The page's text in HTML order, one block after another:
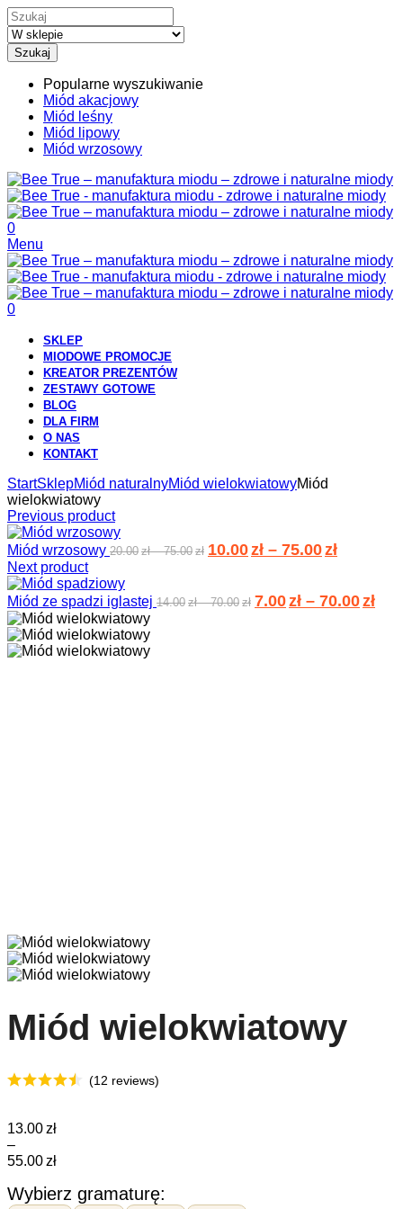
Szukaj
Popularne wyszukiwanie
Miód akacjowy
Miód leśny
Miód lipowy
Miód wrzosowy
0
Menu
0
SKLEP
MIODOWE PROMOCJE
KREATOR PREZENTÓW
ZESTAWY GOTOWE
BLOG
DLA FIRM
O NAS
KONTAKT
StartSklepMiód naturalnyMiód wielokwiatowyMiód
wielokwiatowy
Previous product
Miód wrzosowy 20.00 zł–75.00 zł 10.00zł – 75.00zł
Next product
Miód ze spadzi iglastej 14.00 zł–70.00 zł 7.00zł – 70.00zł
Miód wielokwiatowy
(12 reviews)
13.00zł
–
55.00zł
Wybierz gramaturę: